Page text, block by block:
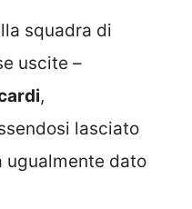
squadra di
uscite –
,
lasciato
ugualmente dato